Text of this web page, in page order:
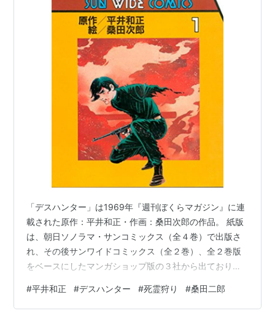
「デスハンター」は1969年『週刊ぼくらマガジン』に連
載された原作：平井和正・作画：桑田次郎の作品。 紙版
は、朝日ソノラマ・サンコミックス（全４巻）で出版さ
れ、その後サンワイドコミックス（全２巻）、全２巻版
をベースにしたマンガショップ版の３社から出ており、
（1980円/冊）。デスハンター(上) (マンガショップシリ
ーズ)作者:桑田 次郎,平井 和正マンガショップAmazonデ
#平井和正 #デスハンター #死霊狩り #桑田二郎